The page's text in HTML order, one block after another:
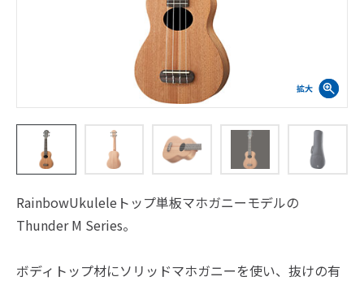
RainbowUkuleleトップ単板マホガニーモデルの
Thunder M Series。
ボディトップ材にソリッドマホガニーを使い、抜けの有